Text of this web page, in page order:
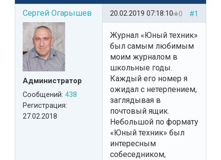
Сергей Огарышев
Администратор
Сообщений: 438
Регистрация:
27.02.2018
#1
0
20.02.2019 07:18:10
Журнал «Юный техник»
был самым любимым
моим журналом в
школьные годы.
Каждый его номер я
ожидал с нетерпением,
заглядывая в
почтовый ящик.
Небольшой по формату
«Юный техник» был
интересным
собеседником,